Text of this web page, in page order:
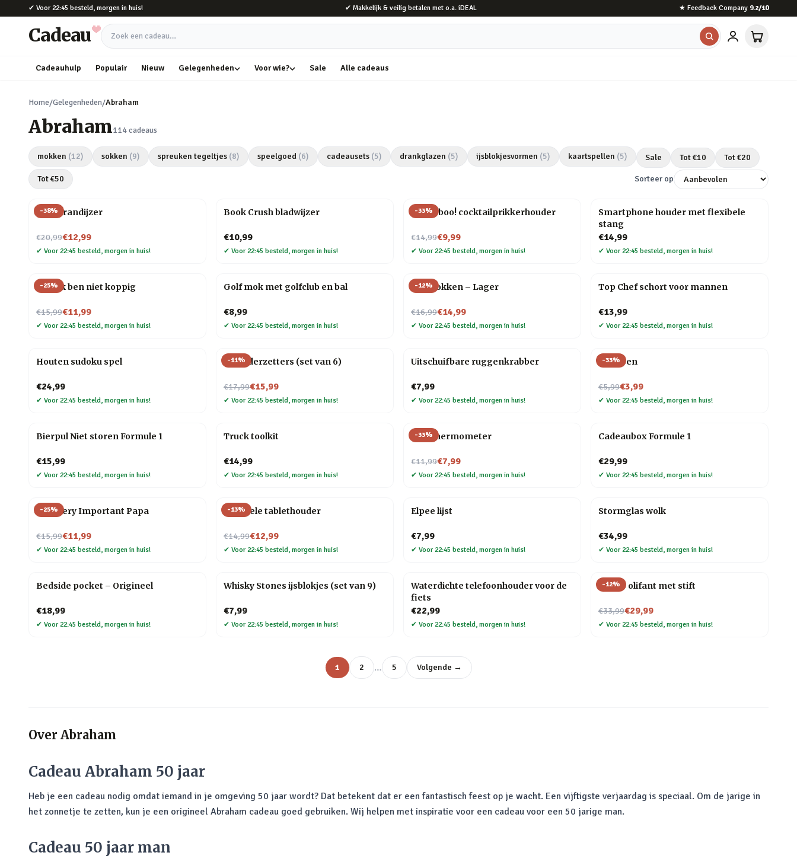
Naar hoofdinhoud
✔ Voor 22:45 besteld, morgen in huis! ✔ Makkelijk & veilig betalen met o.a. iDEAL ★ Feedback Company 9.2/10
Cadeau Zoek een cadeau
Cadeauhulp Populair Nieuw Gelegenheden Voor wie? Sale Alle cadeaus
Home/Gelegenheden/Abraham
Abraham114cadeaus
mokken (12) sokken (9) spreuken tegeltjes (8) speelgoed (6) cadeausets (5) drankglazen (5) ijsblokjesvormen (5) kaartspellen (5) Sale Tot €10 Tot €20
Tot €50 Sorteer op
-38%
BBQ brandijzer
€20,99
Nu voor€12,99
✔ Voor 22:45 besteld, morgen in huis!
Book Crush bladwijzer
€10,99
✔ Voor 22:45 besteld, morgen in huis!
-33%
Pick a boo! cocktailprikkerhouder
€14,99
Nu voor€9,99
✔ Voor 22:45 besteld, morgen in huis!
Smartphone houder met flexibele
stang
€14,99
✔ Voor 22:45 besteld, morgen in huis!
-25%
Mok Ik ben niet koppig
€15,99
Nu voor€11,99
✔ Voor 22:45 besteld, morgen in huis!
Golf mok met golfclub en bal
€8,99
✔ Voor 22:45 besteld, morgen in huis!
-12%
Bier sokken – Lager
€16,99
Nu voor€14,99
✔ Voor 22:45 besteld, morgen in huis!
Top Chef schort voor mannen
€13,99
✔ Voor 22:45 besteld, morgen in huis!
Houten sudoku spel
€24,99
✔ Voor 22:45 besteld, morgen in huis!
-11%
LP onderzetters (set van 6)
€17,99
Nu voor€15,99
✔ Voor 22:45 besteld, morgen in huis!
Uitschuifbare ruggenkrabber
€7,99
✔ Voor 22:45 besteld, morgen in huis!
-33%
Veer pen
€5,99
Nu voor€3,99
✔ Voor 22:45 besteld, morgen in huis!
Bierpul Niet storen Formule 1
€15,99
✔ Voor 22:45 besteld, morgen in huis!
Truck toolkit
€14,99
✔ Voor 22:45 besteld, morgen in huis!
-33%
Wijn thermometer
€11,99
Nu voor€7,99
✔ Voor 22:45 besteld, morgen in huis!
Cadeaubox Formule 1
€29,99
✔ Voor 22:45 besteld, morgen in huis!
-25%
Mok Very Important Papa
€15,99
Nu voor€11,99
✔ Voor 22:45 besteld, morgen in huis!
-13%
Flexibele tablethouder
€14,99
Nu voor€12,99
✔ Voor 22:45 besteld, morgen in huis!
Elpee lijst
€7,99
✔ Voor 22:45 besteld, morgen in huis!
Stormglas wolk
€34,99
✔ Voor 22:45 besteld, morgen in huis!
Bedside pocket – Origineel
€18,99
✔ Voor 22:45 besteld, morgen in huis!
Whisky Stones ijsblokjes (set van 9)
€7,99
✔ Voor 22:45 besteld, morgen in huis!
Waterdichte telefoonhouder voor de
fiets
€22,99
✔ Voor 22:45 besteld, morgen in huis!
-12%
Memo olifant met stift
€33,99
Nu voor€29,99
✔ Voor 22:45 besteld, morgen in huis!
1 2 … 5 Volgende →
Over Abraham
Cadeau Abraham 50 jaar
Heb je een cadeau nodig omdat iemand in je omgeving 50 jaar wordt? Dat betekent dat er een fantastisch feest op je wacht. Een vijftigste verjaardag is speciaal. Om de jarige in
het zonnetje te zetten, kun je een origineel Abraham cadeau goed gebruiken. Wij helpen met inspiratie voor een cadeau voor een 50 jarige man.
Cadeau 50 jaar man